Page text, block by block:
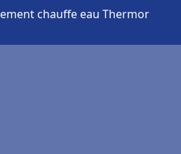
chauffe eau Thermor